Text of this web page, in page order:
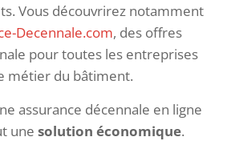
Vous découvrirez notamment
Decennale.com, des offres
pour toutes les entreprises
métier du bâtiment.
assurance décennale en ligne
une solution économique.